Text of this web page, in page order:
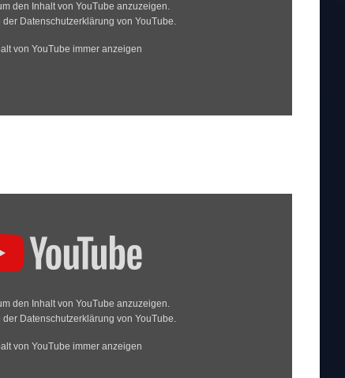
den Inhalt von YouTube anzuzeigen.
der Datenschutzerklärung von YouTube
von YouTube immer anzeigen
den Inhalt von YouTube anzuzeigen.
der Datenschutzerklärung von YouTube
von YouTube immer anzeigen